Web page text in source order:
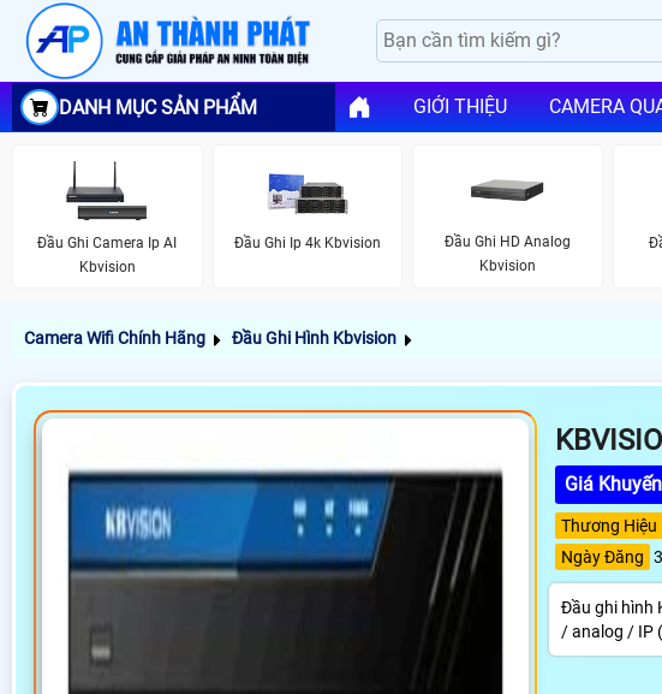
DANH MỤC SẢN PHẨM GIỚI THIỆU CAMERA
Đầu Ghi Camera Ip AI
Kbvision
Đầu Ghi Ip 4k Kbvision
Đầu Ghi HD Analog
Kbvision
Camera Wifi Chính Hãng Đầu Ghi Hình Kbvision
Giá
Thương Hiệu
Ngày Đăng
Đầu ghi hình
/ analog / IP